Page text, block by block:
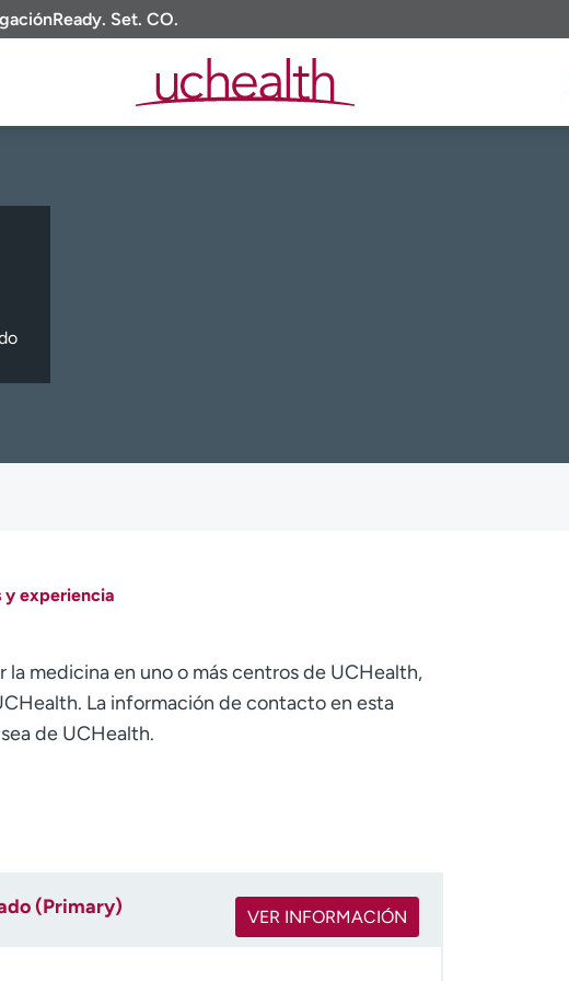
Ready. Set. CO.
y experiencia
medicina en uno o más centros de UCHealth,
La información de contacto en esta
de UCHealth.
(Primary) VER INFORMACIÓN